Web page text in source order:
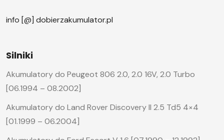
info [@] dobierzakumulator.pl
Silniki
Akumulatory do Peugeot 806 2.0, 2.0 16V, 2.0 Turbo
[06.1994 – 08.2002]
Akumulatory do Land Rover Discovery II 2.5 Td5 4×4
[01.1999 – 06.2004]